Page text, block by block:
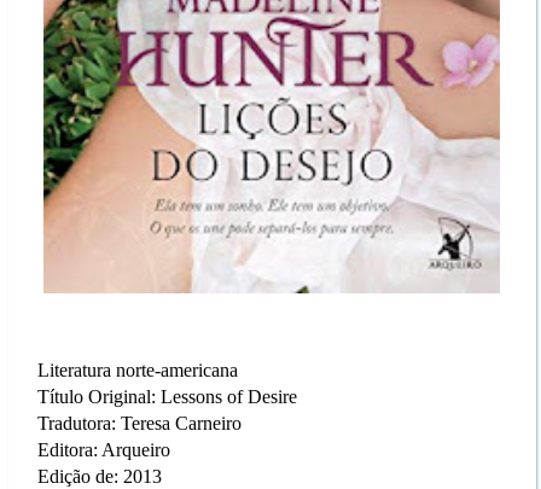
Literatura norte-americana
Título Original: Lessons of Desire
Tradutora: Teresa Carneiro
Editora: Arqueiro
Edição de: 2013